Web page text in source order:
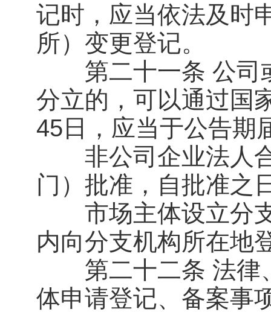
记时，应当依法及时
所）变更登记。
第二十一条 公司
分立的，可以通过国
45日，应当于公告期
非公司企业法人合
门）批准，自批准之
市场主体设立分支
内向分支机构所在地
第二十二条 法律
体申请登记、备案事